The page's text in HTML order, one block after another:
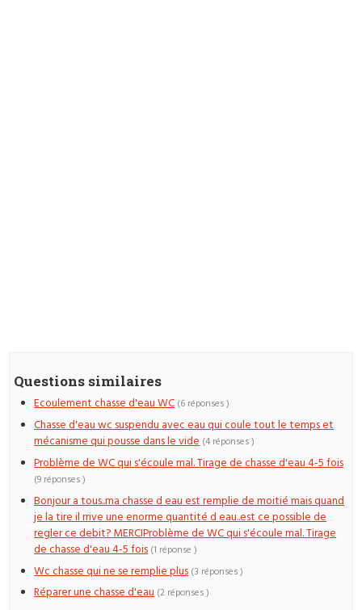
Questions similaires
Ecoulement chasse d'eau WC (6 réponses )
Chasse d'eau wc suspendu avec eau qui coule tout le temps et
mécanisme qui pousse dans le vide (4 réponses )
Problème de WC qui s'écoule mal. Tirage de chasse d'eau 4-5 fois
(9 réponses )
Bonjour a tous..ma chasse d eau est remplie de moitié mais quand
je la tire il rrive une enorme quantité d eau..est ce possible de
regler ce debit? MERCIProblème de WC qui s'écoule mal. Tirage
de chasse d'eau 4-5 fois (1 réponse )
Wc chasse qui ne se remplie plus (3 réponses )
Réparer une chasse d'eau (2 réponses )